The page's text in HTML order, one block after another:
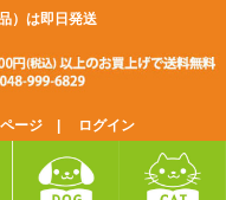
）は即日発送
ージ | ログイン